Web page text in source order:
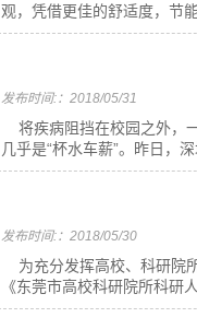
观，凭借更佳的舒适度，节
发布时间:：2018/05/31
将疾病阻挡在校园之外，
几乎是“杯水车薪”。昨日，
发布时间:：2018/05/30
为充分发挥高校、科研院
《东莞市高校科研院所科研